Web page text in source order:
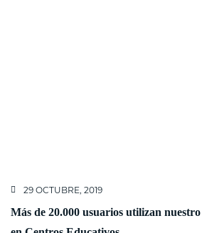
29 OCTUBRE, 2019
Más de 20.000 usuarios utilizan